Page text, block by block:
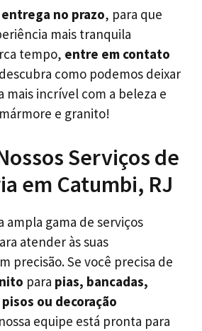
entrega no prazo, para que
mais tranquila
tempo, entre em contato
como podemos deixar
mais incrível com a beleza e
e granito!
Serviços de
em Catumbi, RJ
ampla gama de serviços
atender às suas
precisão. Se você precisa de
para pias, bancadas,
ou decoração
equipe está pronta para